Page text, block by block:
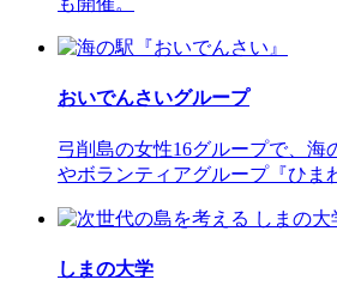
おいでんさいグループ
弓削島の女性16グループで、海
やボランティアグループ『ひま
しまの大学